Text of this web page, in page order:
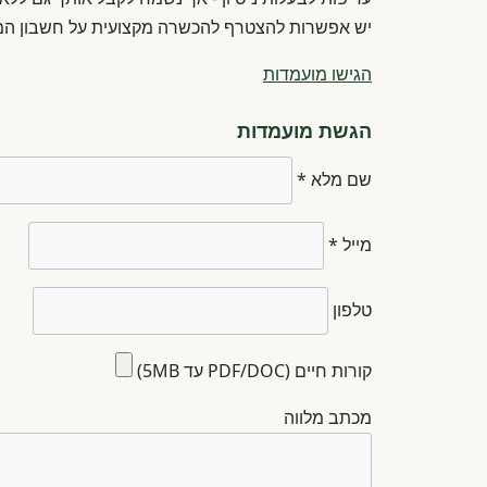
יש אפשרות להצטרף להכשרה מקצועית על חשבון
הגישו מועמדות
הגשת מועמדות
שם מלא *
מייל *
טלפון
קורות חיים (PDF/DOC עד 5MB)
מכתב מלווה